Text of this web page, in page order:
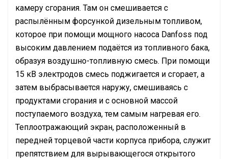
камеру сгорания. Там он смешивается с
распылённым форсункой дизельным топливом,
которое при помощи мощного насоса Danfoss под
высоким давлением подаётся из топливного бака,
образуя воздушно-топливную смесь. При помощи
15 кВ электродов смесь поджигается и сгорает, а
затем выбрасывается наружу, смешиваясь с
продуктами сгорания и с основной массой
поступаемого воздуха, тем самым нагревая его.
Теплоотражающий экран, расположенный в
передней торцевой части корпуса прибора, служит
препятствием для вырывающегося открытого